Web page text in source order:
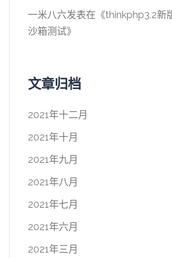
一米八六发表在《thinkphp3.2新
沙箱测试》
文章归档
2021年十二月
2021年十月
2021年九月
2021年八月
2021年七月
2021年六月
2021年三月